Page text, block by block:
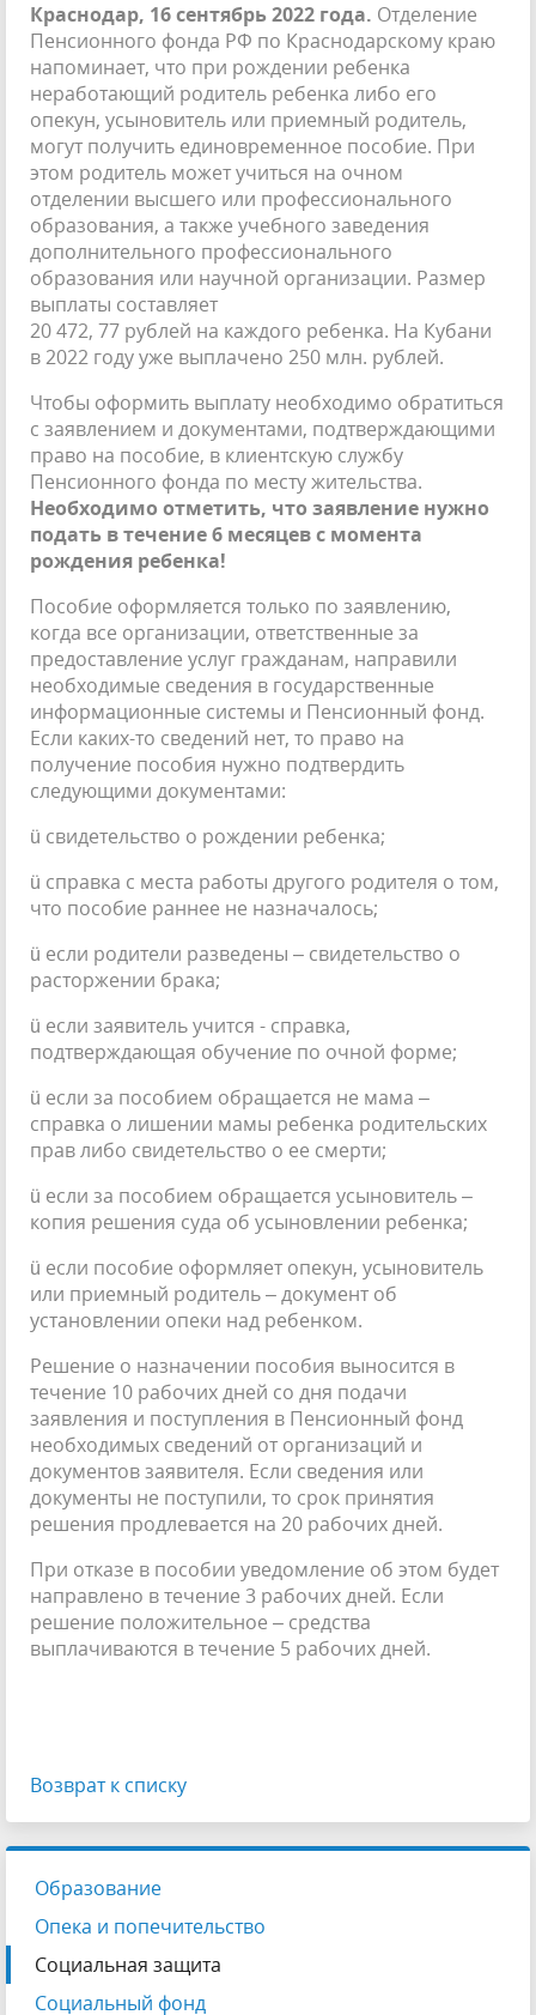
Краснодар, 16 сентябрь 2022 года. Отделение
Пенсионного фонда РФ по Краснодарскому краю
напоминает, что при рождении ребенка
неработающий родитель ребенка либо его
опекун, усыновитель или приемный родитель,
могут получить единовременное пособие. При
этом родитель может учиться на очном
отделении высшего или профессионального
образования, а также учебного заведения
дополнительного профессионального
образования или научной организации. Размер
выплаты составляет
20 472, 77 рублей на каждого ребенка. На Кубани
в 2022 году уже выплачено 250 млн. рублей.
Чтобы оформить выплату необходимо обратиться
с заявлением и документами, подтверждающими
право на пособие, в клиентскую службу
Пенсионного фонда по месту жительства.
Необходимо отметить, что заявление нужно
подать в течение 6 месяцев с момента
рождения ребенка!
Пособие оформляется только по заявлению,
когда все организации, ответственные за
предоставление услуг гражданам, направили
необходимые сведения в государственные
информационные системы и Пенсионный фонд.
Если каких-то сведений нет, то право на
получение пособия нужно подтвердить
следующими документами:
ü свидетельство о рождении ребенка;
ü справка с места работы другого родителя о том,
что пособие раннее не назначалось;
ü если родители разведены – свидетельство о
расторжении брака;
ü если заявитель учится - справка,
подтверждающая обучение по очной форме;
ü если за пособием обращается не мама –
справка о лишении мамы ребенка родительских
прав либо свидетельство о ее смерти;
ü если за пособием обращается усыновитель –
копия решения суда об усыновлении ребенка;
ü если пособие оформляет опекун, усыновитель
или приемный родитель – документ об
установлении опеки над ребенком.
Решение о назначении пособия выносится в
течение 10 рабочих дней со дня подачи
заявления и поступления в Пенсионный фонд
необходимых сведений от организаций и
документов заявителя. Если сведения или
документы не поступили, то срок принятия
решения продлевается на 20 рабочих дней.
При отказе в пособии уведомление об этом будет
направлено в течение 3 рабочих дней. Если
решение положительное – средства
выплачиваются в течение 5 рабочих дней.
Возврат к списку
Образование
Опека и попечительство
Социальная защита
Социальный фонд